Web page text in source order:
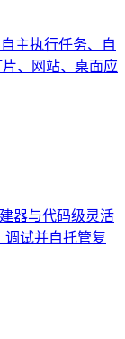
主执行任务、自
、网站、桌面应
器与代码级灵活
调试并自托管复